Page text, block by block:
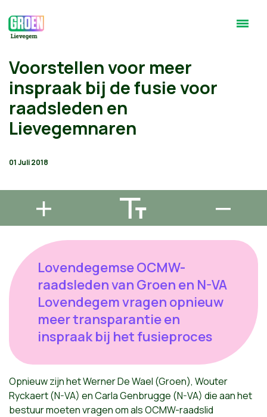
Voorstellen voor meer
inspraak bij de fusie voor
raadsleden en
Lievegemnaren
01 Juli 2018
Lovendegemse OCMW-
raadsleden van Groen en N-VA
Lovendegem vragen opnieuw
meer transparantie en
inspraak bij het fusieproces
Opnieuw zijn het Werner De Wael (Groen), Wouter
Ryckaert (N-VA) en Carla Genbrugge (N-VA) die aan het
bestuur moeten vragen om als OCMW-raadslid